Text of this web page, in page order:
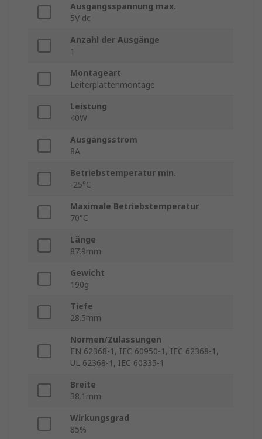
Ausgangsspannung max.
5V dc
Anzahl der Ausgänge
1
Montageart
Leiterplattenmontage
Leistung
40W
Ausgangsstrom
8A
Betriebstemperatur min.
-25°C
Maximale Betriebstemperatur
70°C
Länge
87.9mm
Gewicht
190g
Tiefe
28.5mm
Normen/Zulassungen
EN 62368-1, IEC 60950-1, IEC 62368-1,
UL 62368-1, IEC 60335-1
Breite
38.1mm
Wirkungsgrad
85%